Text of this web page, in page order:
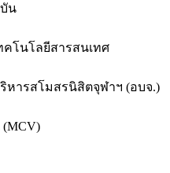
น
คโนโลยีสารสนเทศ
หารสโมสรนิสิตจุฬาฯ (อบจ.)